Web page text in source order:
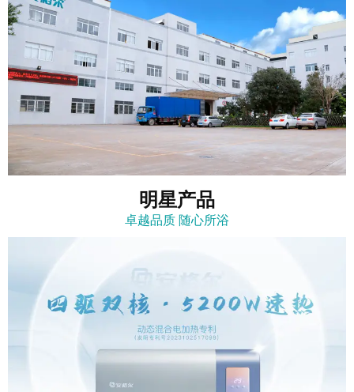
明星产品
卓越品质 随心所浴